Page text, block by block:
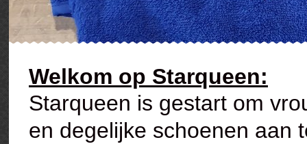
Welkom op Starqueen:
Starqueen is gestart om
en degelijke schoenen aan